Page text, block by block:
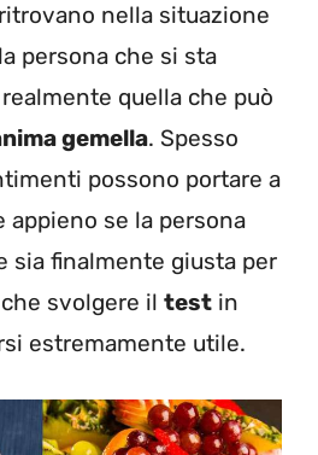
nella situazione
persona che si sta
quella che può
gemella. Spesso
possono portare a
appieno se la persona
sia finalmente giusta per
svolgere il test in
estremamente utile.